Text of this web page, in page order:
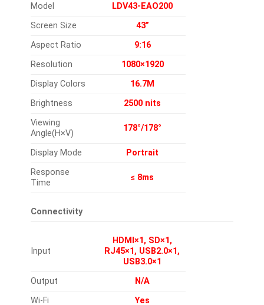
Model
LDV43-EAO200
Screen Size
43”
Aspect Ratio
9:16
Resolution
1080×1920
Display Colors
16.7M
Brightness
2500 nits
Viewing
Angle(H×V)
178°/178°
Display Mode
Portrait
Response
Time
≤ 8ms
Connectivity
Input
HDMI×1, SD×1,
RJ45×1, USB2.0×1,
USB3.0×1
Output
N/A
Wi-Fi
Yes